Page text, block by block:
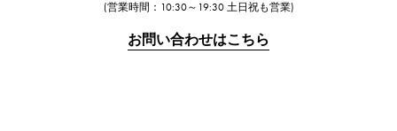
(営業時間：10:30～19:30 土日祝も営業)
お問い合わせはこちら